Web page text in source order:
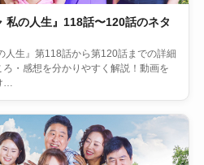
私の人生』118話〜120話のネタ
人生』第118話から第120話までの詳細
・感想を分かりやすく解説！動画を
…